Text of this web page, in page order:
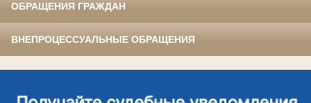
ОБРАЩЕНИЯ ГРАЖДАН
ВНЕПРОЦЕССУАЛЬНЫЕ ОБРАЩЕНИЯ